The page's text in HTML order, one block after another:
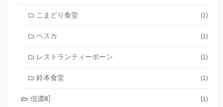
こまどり食堂 (1)
ペスカ (1)
レストランティーボーン (1)
鈴本食堂 (1)
信濃町 (1)